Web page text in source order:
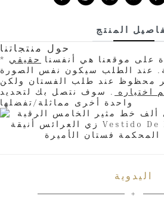
المنتج
حول منتجاتنا
على موقعنا هي أنفسنا
حقيقي
عند الطلب سيكون نفس الصورة
محظوظ عند طلب الفستان ولكن
اختياره
. سوف نتصل بك لتحديد
اليدوية